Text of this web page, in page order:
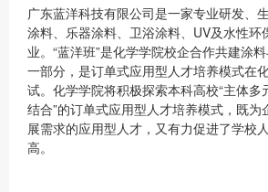
广东蓝洋科技有限公司是一家专业研发、
涂料、乐器涂料、卫浴涂料、UV及水性环
业。“蓝洋班”是化学学院校企合作共建涂
一部分，是订单式应用型人才培养模式在
试。化学学院将积极探索本科高校“主体
结合”的订单式应用型人才培养模式，既
展需求的应用型人才，又有力促进了学校
高。